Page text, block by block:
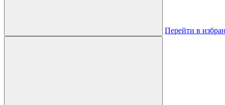
Перейти в